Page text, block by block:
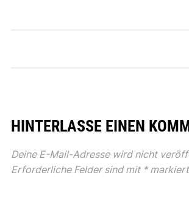
HINTERLASSE EINEN
Deine E-Mail-Adresse wird nicht
Erforderliche Felder sind mit *markiert